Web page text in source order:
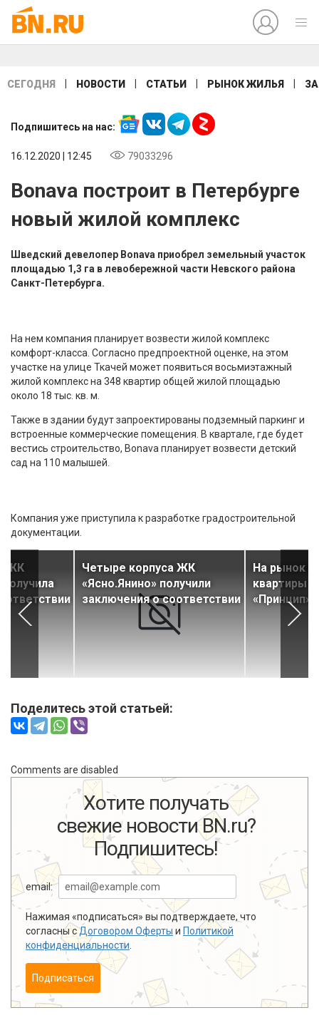
СЕГОДНЯ НОВОСТИ СТАТЬИ РЫНОК ЖИЛЬЯ
Подпишитесь на нас:
16.12.2020 | 12:45 79033296
Bonava построит в Петербурге
новый жилой комплекс
Шведский девелопер Bonava приобрел земельный участок
площадью 1,3 га в левобережной части Невского района
Санкт-Петербурга.
На нем компания планирует возвести жилой комплекс
комфорт-класса. Согласно предпроектной оценке, на этом
участке на улице Ткачей может появиться восьмиэтажный
жилой комплекс на 348 квартир общей жилой площадью
около 18 тыс. кв. м.
Также в здании будут запроектированы подземный паркинг и
встроенные коммерческие помещения. В квартале, где будет
вестись строительство, Bonava планирует возвести детский
сад на 110 малышей.
Компания уже приступила к разработке градостроительной
документации.
ЖК
Четыре корпуса ЖК
«Ясно.Янино» получили
заключения о соответствии
На рынок
квартиры
«Принцип»
Поделитесь этой статьей:
Comments are disabled
Хотите получать
свежие новости BN.ru?
Подпишитесь!
email:
Нажимая «подписаться» вы подтверждаете, что
согласны сДоговором Оферты и Политикой
конфиденциальности
Подписаться